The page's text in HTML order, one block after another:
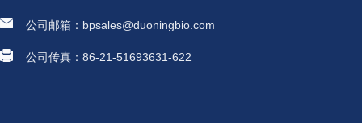
公司邮箱：bpsales@duoningbio.com
公司传真：86-21-51693631-622